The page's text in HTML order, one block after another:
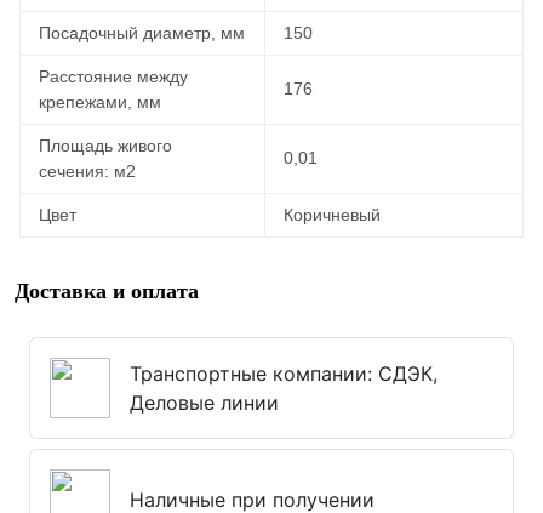
Посадочный диаметр, мм 150
Расстояние между
крепежами, мм
176
Площадь живого
сечения: м2
0,01
Цвет Коричневый
Доставка и оплата
Транспортные компании: СДЭК,
Деловые линии
Наличные при получении